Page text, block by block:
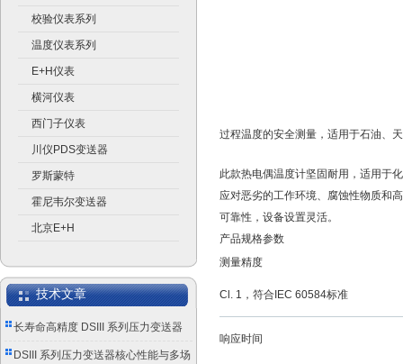
校验仪表系列
温度仪表系列
E+H仪表
横河仪表
西门子仪表
川仪PDS变送器
罗斯蒙特
霍尼韦尔变送器
北京E+H
技术文章
长寿命高精度 DSIII 系列压力变送器
成工业测控优选
DSIII 系列压力变送器核心性能与多场
过程温度的安全测量，适用于石油、
此款热电偶温度计坚固耐用，适用于
应对恶劣的工作环境、腐蚀性物质和
可靠性，设备设置灵活。
产品规格参数
测量精度
Cl. 1，符合IEC 60584标准
响应时间